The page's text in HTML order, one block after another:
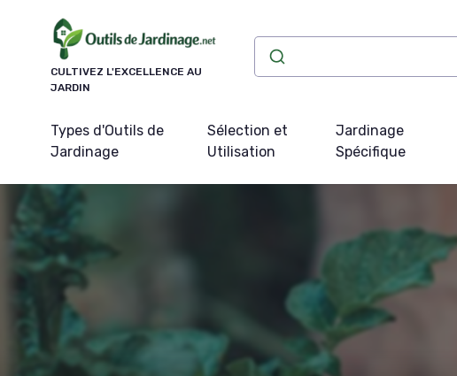
CULTIVEZ L'EXCELLENCE AU
JARDIN
Types d'Outils de
Jardinage
Sélection et
Utilisation
Jardinage
Spécifique